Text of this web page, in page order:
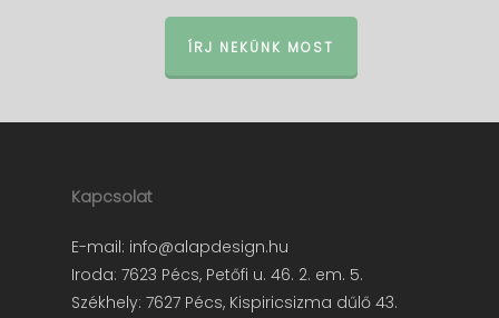
ÍRJ NEKÜNK MOST
Kapcsolat
E-mail: info@alapdesign.hu
Iroda: 7623 Pécs, Petőfi u. 46. 2. em. 5.
Székhely: 7627 Pécs, Kispiricsizma dűlő 43.